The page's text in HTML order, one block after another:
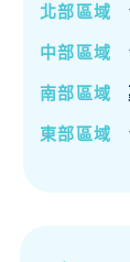
北部區域
南部區域
中部區域
東部區域